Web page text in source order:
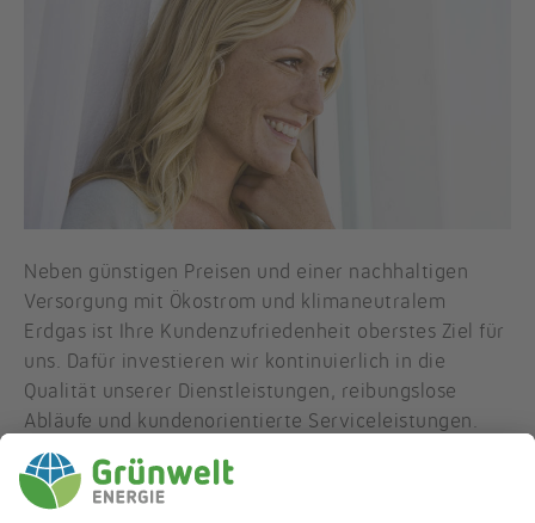
Neben günstigen Preisen und einer nachhaltigen
Versorgung mit Ökostrom und klimaneutralem
Erdgas ist Ihre Kundenzufriedenheit oberstes Ziel für
uns. Dafür investieren wir kontinuierlich in die
Qualität unserer Dienstleistungen, reibungslose
Abläufe und kundenorientierte Serviceleistungen.
Unser Angebot passen wir kontinuierlich Ihren
Kundenbedürfnissen an, um Ihnen ein optimales
Serviceerlebnis bieten zu können – denn nur, wenn